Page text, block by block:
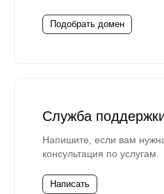
Подобрать домен
Служба
Напишите, если вам
консультация по услугам.
Написать